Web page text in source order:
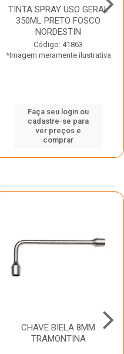
TINTA SPRAY USO GERAL
350ML PRETO FOSCO
NORDESTIN
Código: 41863
*Imagem meramente ilustrativa
Faça seu login ou
cadastre-se para
ver preços e
comprar
CHAVE BIELA 8MM
TRAMONTINA